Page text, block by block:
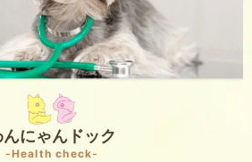
んにゃんドック
-Health check-